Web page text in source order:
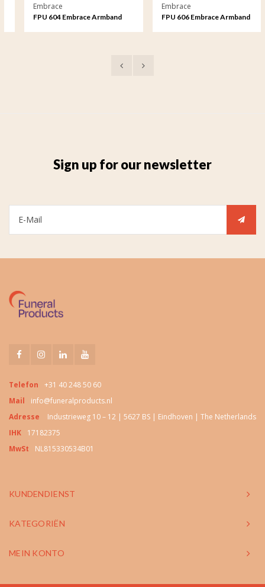
Embrace
FPU 604 Embrace Armband
Embrace
FPU 606 Embrace Armband
Sign up for our newsletter
Telefon
+31 40 248 50 60
Mail
info@funeralproducts.nl
Adresse
Industrieweg 10 – 12 | 5627 BS | Eindhoven | The Netherlands
IHK
17182375
MwSt
NL815330534B01
KUNDENDIENST
KATEGORIËN
MEIN KONTO